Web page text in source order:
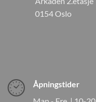
0154 Oslo
Åpningstider